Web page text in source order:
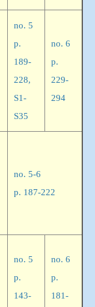
no. 5
p.
189-
228,
S1-
S35
no. 6
p.
229-
294
no. 5-6
p. 187-222
no. 5
p.
143-
no. 6
p.
181-